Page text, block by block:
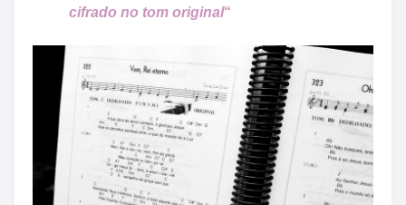
cifrado no tom original“